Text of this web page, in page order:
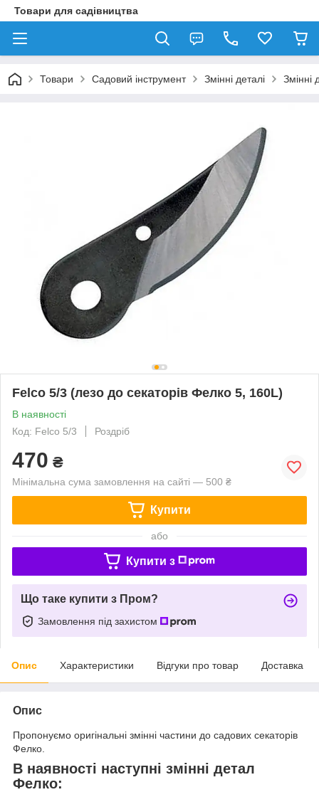
Товари для садівництва
Товари Садовий інструмент Змінні деталі Змінні
Felco 5/3 (лезо до секаторів Фелко 5, 160L)
В наявності
Код: Felco 5/3
Роздріб
470 ₴
Мінімальна сума замовлення на сайті — 500 ₴
Купити
або
Купити з
Що таке купити з Пром?
Замовлення під захистом
Опис Характеристики Відгуки про товар Доставка
Опис
Пропонуємо оригінальні змінні частини до садових секаторів
Фелко.
В наявності наступні змінні детал
Фелко: